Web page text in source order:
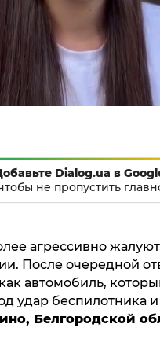
Dialog.ua в
не пропустить
агрессивно
После очередной
автомобиль,
удар беспилотника
Белгородской